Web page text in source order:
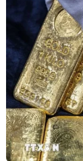
Tìm lời giải
ung thư phổi
thuốc
17/07/2026 01:00